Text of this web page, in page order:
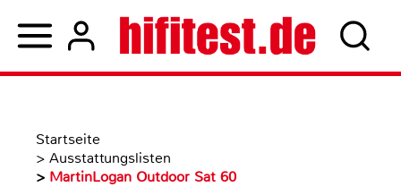
Startseite
> Ausstattungslisten
> MartinLogan Outdoor Sat 60